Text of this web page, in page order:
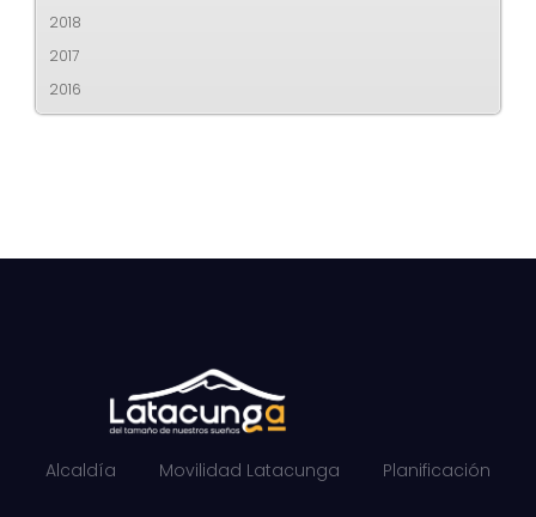
2018
2017
2016
Alcaldía Movilidad Latacunga Planificación